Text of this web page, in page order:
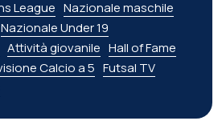
League Nazionale maschile
Nazionale Under 19
Attività giovanile Hall of Fame
Calcio a 5 Futsal TV